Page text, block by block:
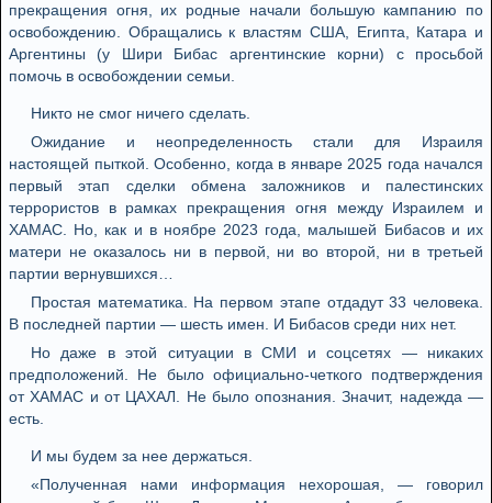
прекращения огня, их родные начали большую кампанию по
освобождению. Обращались к властям США, Египта, Катара и
Аргентины (у Шири Бибас аргентинские корни) с просьбой
помочь в освобождении семьи.
Никто не смог ничего сделать.
Ожидание и неопределенность стали для Израиля
настоящей пыткой. Особенно, когда в январе 2025 года начался
первый этап сделки обмена заложников и палестинских
террористов в рамках прекращения огня между Израилем и
ХАМАС. Но, как и в ноябре 2023 года, малышей Бибасов и их
матери не оказалось ни в первой, ни во второй, ни в третьей
партии вернувшихся…
Простая математика. На первом этапе отдадут 33 человека.
В последней партии — шесть имен. И Бибасов среди них нет.
Но даже в этой ситуации в СМИ и соцсетях — никаких
предположений. Не было официально-четкого подтверждения
от ХАМАС и от ЦАХАЛ. Не было опознания. Значит, надежда —
есть.
И мы будем за нее держаться.
«Полученная нами информация нехорошая, — говорил